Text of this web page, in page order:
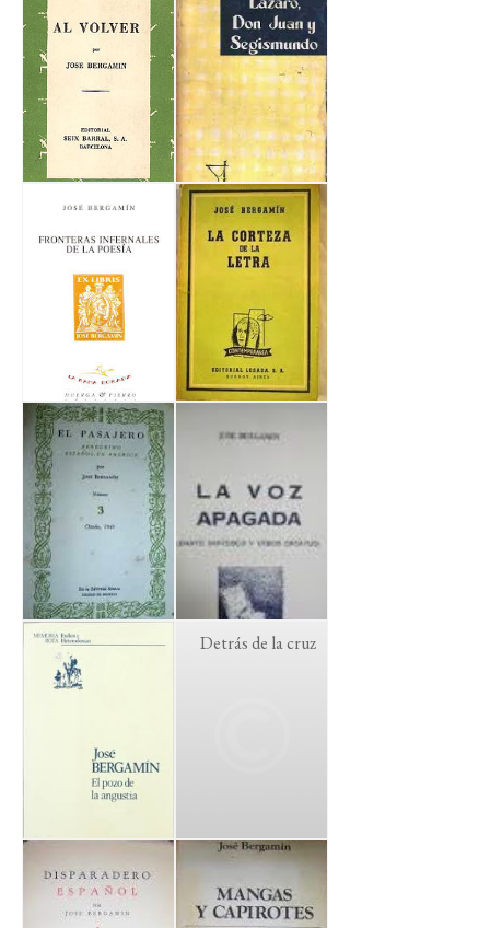
Detrás de la cruz